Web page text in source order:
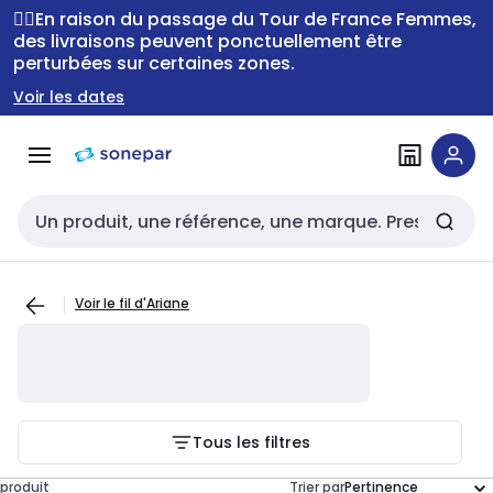
Passer à la
navigation
Passer
au
contenu
🚴‍♂️En raison du passage du Tour de France Femmes,
des livraisons peuvent ponctuellement être
perturbées sur certaines zones.
Voir les dates
Entrée de recherche
Voir le fil d'Ariane
Tous les filtres
produit Trier par